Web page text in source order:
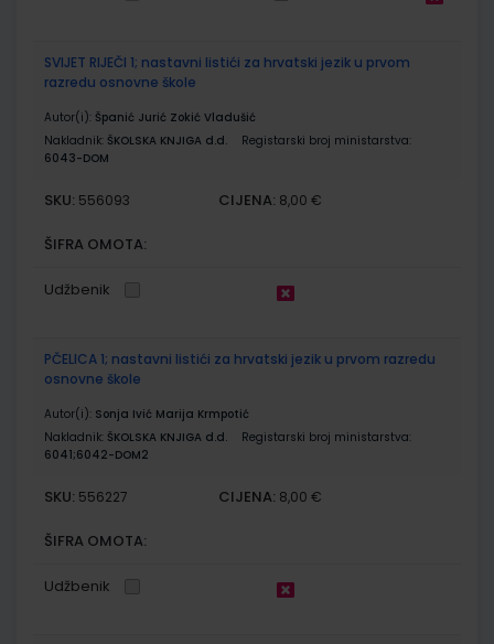
SVIJET RIJEČI 1; nastavni listići za hrvatski jezik u prvom
razredu osnovne škole
Autor(i): Španić Jurić Zokić Vladušić
Nakladnik: ŠKOLSKA KNJIGA d.d.
Registarski broj ministarstva:
6043-DOM
SKU: 556093 CIJENA: 8,00 €
ŠIFRA OMOTA:
Udžbenik
PČELICA 1; nastavni listići za hrvatski jezik u prvom razredu
osnovne škole
Autor(i): Sonja Ivić Marija Krmpotić
Nakladnik: ŠKOLSKA KNJIGA d.d.
Registarski broj ministarstva:
6041;6042-DOM2
SKU: 556227 CIJENA: 8,00 €
ŠIFRA OMOTA:
Udžbenik